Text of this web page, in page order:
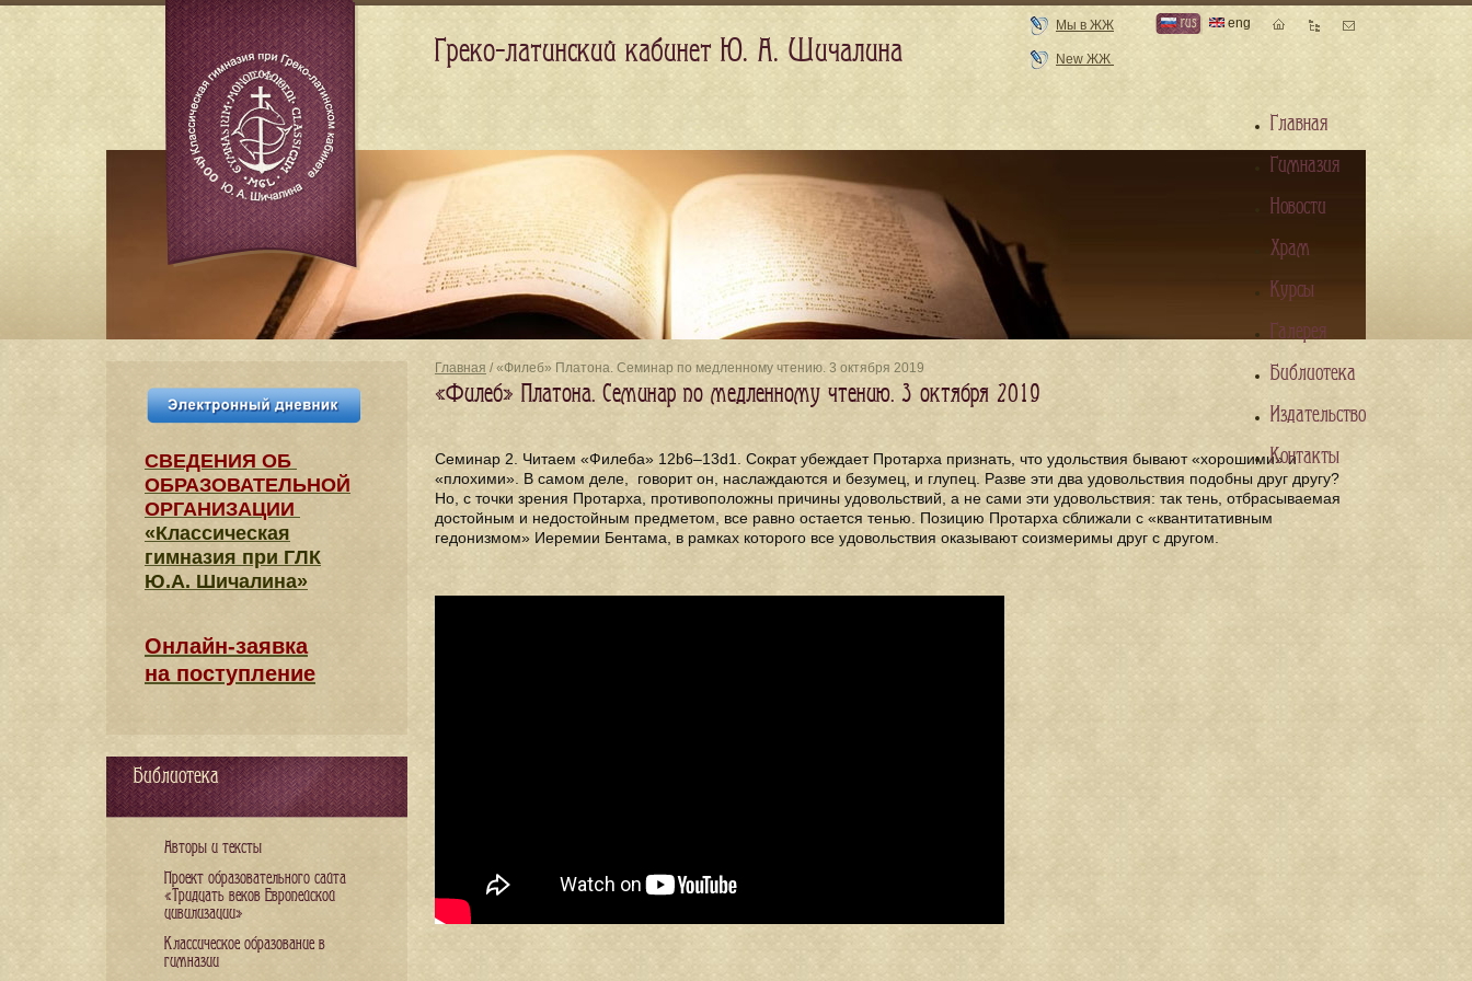
Главная / «Филеб» Платона. Cеминар по медленному чтению. 3 октября 2019
«Филеб» Платона. Cеминар по медленному чтению. 3 октября 2019
Семинар 2. Читаем «Филеба» 12b6–13d1. Сократ убеждает Протарха признать, что удольствия бывают «хорошими» и
«плохими». В самом деле, говорит он, наслаждаются и безумец, и глупец. Разве эти два удовольствия подобны друг другу?
Но, с точки зрения Протарха, противоположны причины удовольствий, а не сами эти удовольствия: так тень, отбрасываемая
достойным и недостойным предметом, все равно остается тенью. Позицию Протарха сближали с «квантитативным
гедонизмом» Иеремии Бентама, в рамках которого все удовольствия оказывают соизмеримы друг с другом.
СВЕДЕНИЯ​ ОБ
ОБРАЗОВАТЕЛЬНОЙ
ОРГАНИЗАЦИИ
«Классическая
гимназия при ГЛК
Ю.А. Шичалина»
Онлайн-заявка
на поступление
Библиотека
Авторы и тексты
Проект образовательного сайта
«Тридцать веков Европейской
цивилизации»
Классическое образование в
гимназии
Греко-латинский кабинет Ю. А. Шичалина
Мы в ЖЖ
New ЖЖ
rus eng
Главная
Гимназия
Новости
Храм
Курсы
Галерея
Библиотека
Издательство
Контакты